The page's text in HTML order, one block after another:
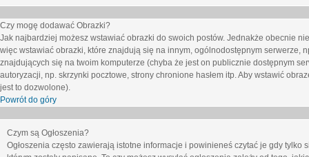
Czy mogę dodawać Obrazki?
Jak najbardziej możesz wstawiać obrazki do swoich postów. Jednakże obecnie
więc wstawiać obrazki, które znajdują się na innym, ogólnodostępnym serwerze,
znajdujących się na twoim komputerze (chyba że jest on publicznie dostępnym
autoryzacji, np. skrzynki pocztowe, strony chronione hasłem itp. Aby wstawić
jest to dozwolone).
Powrót do góry
Czym są Ogłoszenia?
Ogłoszenia często zawierają istotne informacje i powinieneś czytać je gdy